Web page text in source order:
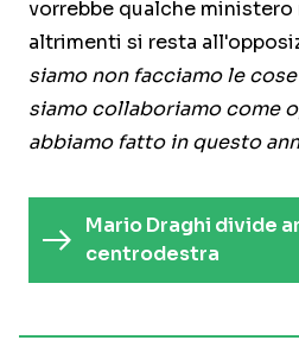
vorrebbe qualche
altrimenti si resta
siamo non facciamo le
siamo collaboriamo come
abbiamo fatto in questo
Mario Draghi divide
centrodestra